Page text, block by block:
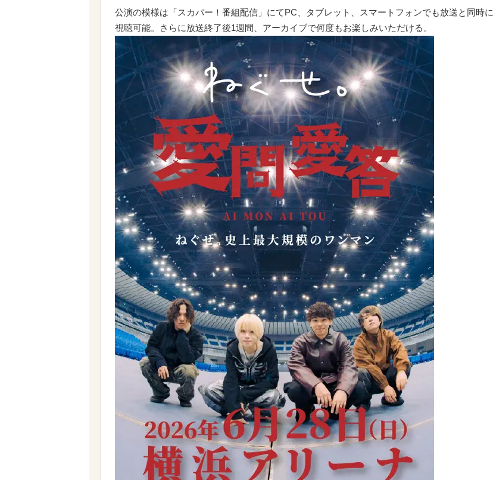
公演の模様は「スカパー！番組配信」にてPC、タブレット、スマートフォンでも放送と同時に
視聴可能。さらに放送終了後1週間、アーカイブで何度もお楽しみいただける。